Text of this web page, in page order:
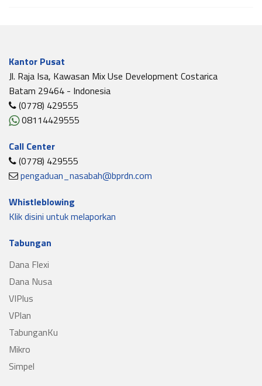
Kantor Pusat
Jl. Raja Isa, Kawasan Mix Use Development Costarica
Batam 29464 - Indonesia
(0778) 429555
08114429555
Call Center
(0778) 429555
pengaduan_nasabah@bprdn.com
Whistleblowing
Klik disini untuk melaporkan
Tabungan
Dana Flexi
Dana Nusa
VIPlus
VPlan
TabunganKu
Mikro
Simpel